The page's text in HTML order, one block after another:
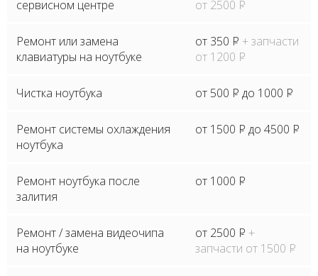
сервисном центре
от 2500 P
Ремонт или замена
клавиатуры на ноутбуке
от 350 P + запчасти
от 1200 P
Чистка ноутбука от 500 P до 1000 P
Ремонт системы охлаждения
ноутбука
от 1500 P до 4500 P
Ремонт ноутбука после
залития
от 1000 P
Ремонт / замена видеочипа
на ноутбуке
от 2500 P +
запчасти от 1500 P